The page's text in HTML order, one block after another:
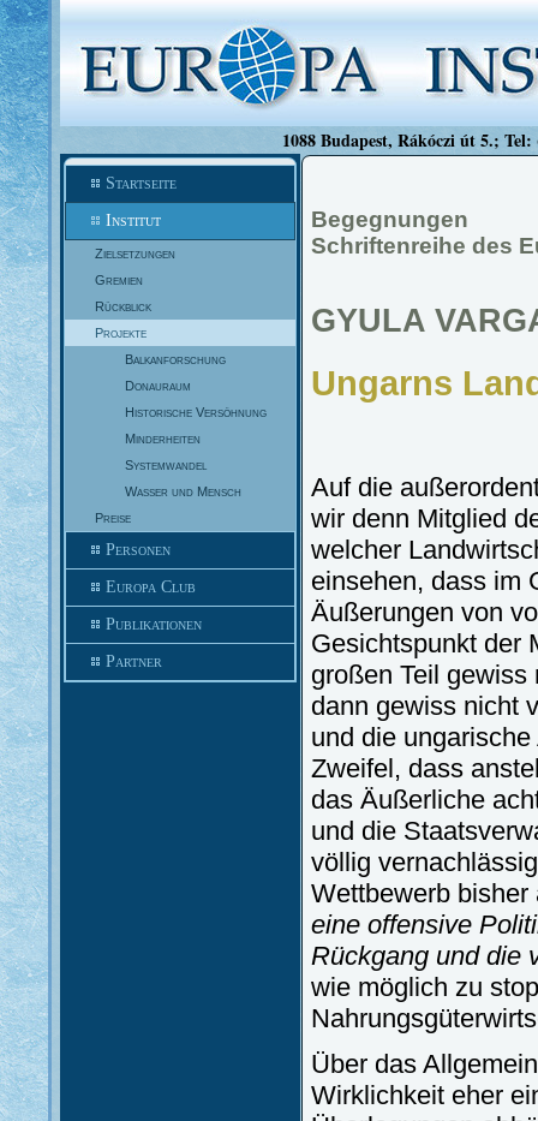
1088 Budapest, Rákóczi út 5.;
Startseite
Institut
Zielsetzungen
Gremien
Rückblick
Projekte
Balkanforschung
Donauraum
Historische Versöhnung
Minderheiten
Systemwandel
Wasser und Mensch
Preise
Personen
Europa Club
Publikationen
Partner
Begegnungen
Schriftenreihe des
GYULA
Ungarns
Auf die
wir denn Mitglied
welcher
einsehen, dass im
Äußerungen von
Gesichtspunkt der
großen Teil
dann gewiss nicht
und die
Zweifel, dass
das Äußerliche
und die
völlig
Wettbewerb
eine offensive
Rückgang und die
wie möglich zu
Über das
Wirklichkeit eher